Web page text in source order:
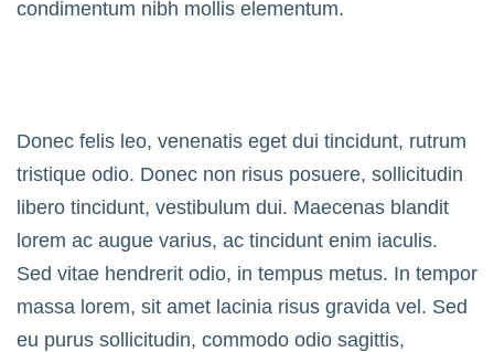
condimentum nibh mollis elementum.
Donec felis leo, venenatis eget dui tincidunt, rutrum
tristique odio. Donec non risus posuere, sollicitudin
libero tincidunt, vestibulum dui. Maecenas blandit
lorem ac augue varius, ac tincidunt enim iaculis.
Sed vitae hendrerit odio, in tempus metus. In tempor
massa lorem, sit amet lacinia risus gravida vel. Sed
eu purus sollicitudin, commodo odio sagittis,